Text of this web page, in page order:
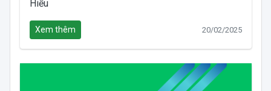
Hiểu
Xem thêm 20/02/2025